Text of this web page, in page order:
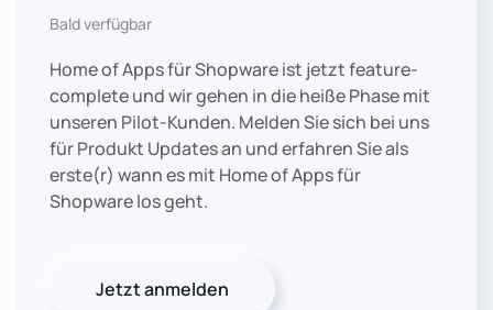
Bald verfügbar
Home of Apps für Shopware ist jetzt feature-
complete und wir gehen in die heiße Phase mit
unseren Pilot-Kunden. Melden Sie sich bei uns
für Produkt Updates an und erfahren Sie als
erste(r) wann es mit Home of Apps für
Shopware los geht.
Jetzt anmelden